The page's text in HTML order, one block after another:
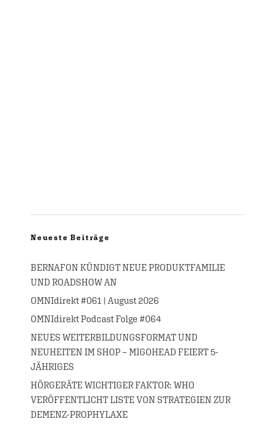
Neueste Beiträge
BERNAFON KÜNDIGT NEUE PRODUKTFAMILIE
UND ROADSHOW AN
OMNIdirekt #061 | August 2026
OMNIdirekt Podcast Folge #064
NEUES WEITERBILDUNGSFORMAT UND
NEUHEITEN IM SHOP – MIGOHEAD FEIERT 5-
JÄHRIGES
HÖRGERÄTE WICHTIGER FAKTOR: WHO
VERÖFFENTLICHT LISTE VON STRATEGIEN ZUR
DEMENZ-PROPHYLAXE